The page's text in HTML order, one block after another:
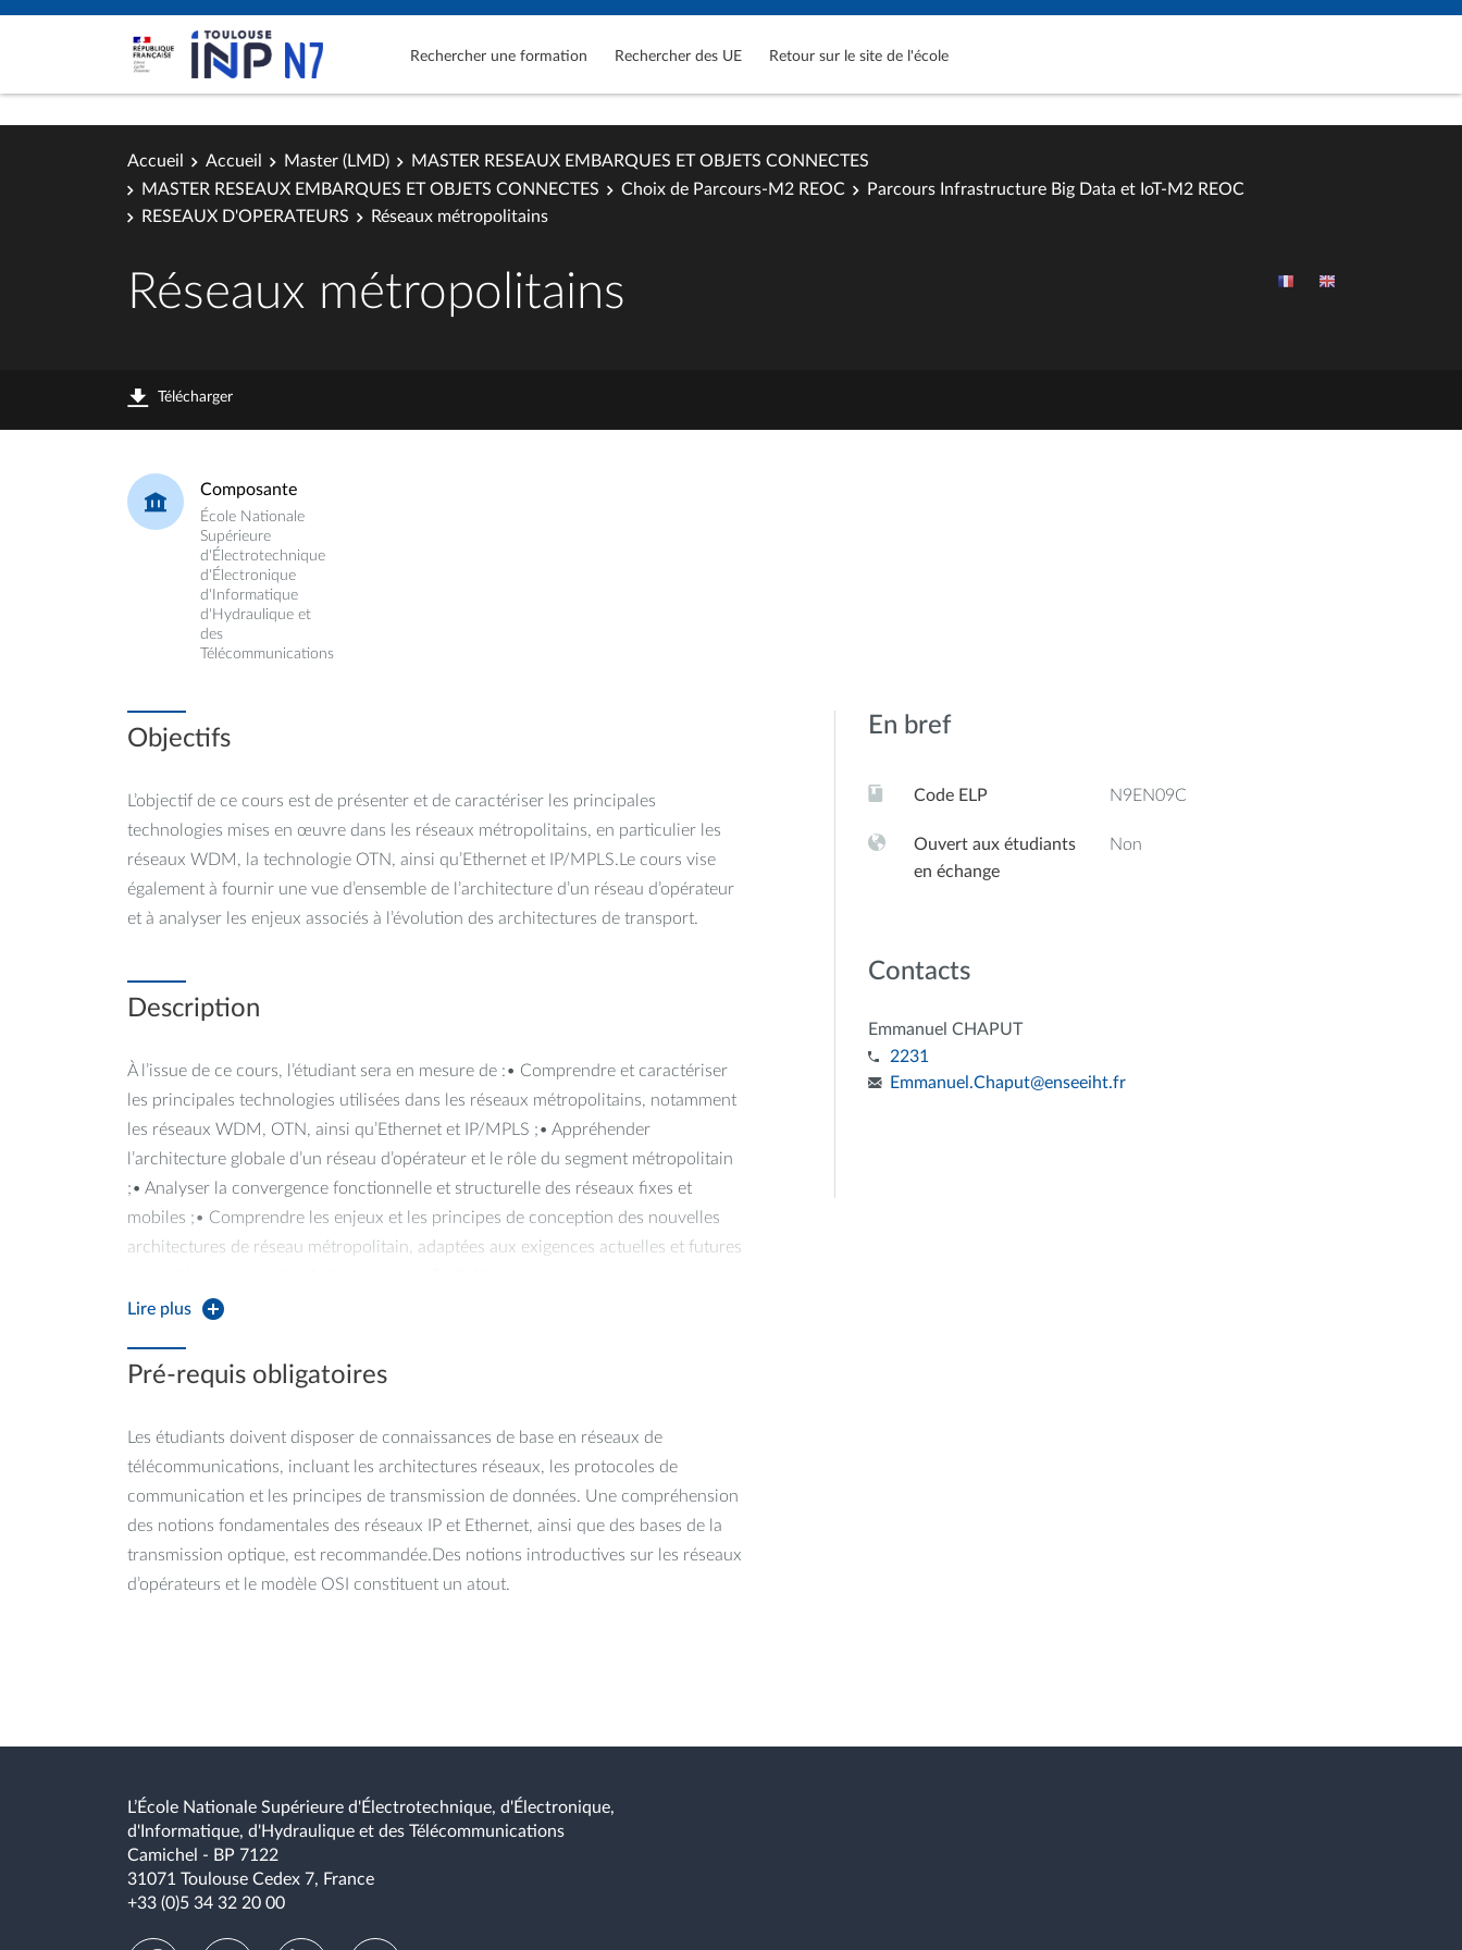
Rechercher une formation Rechercher des UE Retour sur le site de l'école
Accueil Accueil Master (LMD)
MASTER RESEAUX EMBARQUES ET OBJETS CONNECTES
MASTER RESEAUX EMBARQUES ET OBJETS CONNECTES
Choix de Parcours-M2 REOC
Parcours Infrastructure Big Data et IoT-M2 REOC
RESEAUX D'OPERATEURS
Réseaux métropolitains
Réseaux métropolitains
Télécharger
Composante
École Nationale
Supérieure
d'Électrotechnique
d'Électronique
d'Informatique
d'Hydraulique et
des
Télécommunications
Objectifs
L’objectif de ce cours est de présenter et de caractériser les principales
technologies mises en œuvre dans les réseaux métropolitains, en particulier les
réseaux WDM, la technologie OTN, ainsi qu’Ethernet et IP/MPLS.Le cours vise
également à fournir une vue d’ensemble de l’architecture d’un réseau d’opérateur
et à analyser les enjeux associés à l’évolution des architectures de transport.
Description
À l’issue de ce cours, l’étudiant sera en mesure de :• Comprendre et caractériser
les principales technologies utilisées dans les réseaux métropolitains, notamment
les réseaux WDM, OTN, ainsi qu’Ethernet et IP/MPLS ;• Appréhender
l’architecture globale d’un réseau d’opérateur et le rôle du segment métropolitain
;• Analyser la convergence fonctionnelle et structurelle des réseaux fixes et
mobiles ;• Comprendre les enjeux et les principes de conception des nouvelles
architectures de réseau métropolitain, adaptées aux exigences actuelles et futures
Lire plus
Pré-requis obligatoires
Les étudiants doivent disposer de connaissances de base en réseaux de
télécommunications, incluant les architectures réseaux, les protocoles de
communication et les principes de transmission de données. Une compréhension
des notions fondamentales des réseaux IP et Ethernet, ainsi que des bases de la
transmission optique, est recommandée.Des notions introductives sur les réseaux
d’opérateurs et le modèle OSI constituent un atout.
En bref
Code ELP N9EN09C
Ouvert aux étudiants
en échange
Non
Contacts
Emmanuel CHAPUT
2231
Emmanuel.Chaput@enseeiht.fr
L’École Nationale Supérieure d'Électrotechnique, d'Électronique,
d'Informatique, d'Hydraulique et des Télécommunications
Camichel - BP 7122
31071 Toulouse Cedex 7, France
+33 (0)5 34 32 20 00